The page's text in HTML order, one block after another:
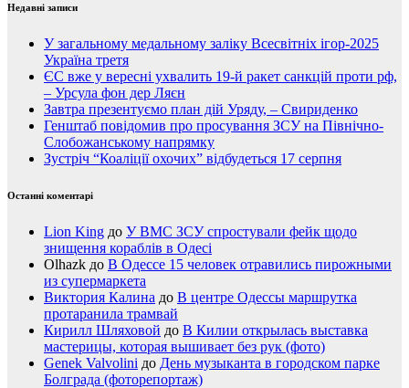
Недавні записи
У загальному медальному заліку Всесвітніх ігор-2025
Україна третя
ЄС вже у вересні ухвалить 19-й ракет санкцій проти рф,
– Урсула фон дер Ляєн
Завтра презентуємо план дій Уряду, – Свириденко
Генштаб повідомив про просування ЗСУ на Північно-
Слобожанському напрямку
Зустріч “Коаліції охочих” відбудеться 17 серпня
Останні коментарі
Lion King до У ВМС ЗСУ спростували фейк щодо
знищення кораблів в Одесі
Olhazk до В Одессе 15 человек отравились пирожными
из супермаркета
Виктория Калина до В центре Одессы маршрутка
протаранила трамвай
Кирилл Шляховой до В Килии открылась выставка
мастерицы, которая вышивает без рук (фото)
Genek Valvolini до День музыканта в городском парке
Болграда (фоторепортаж)